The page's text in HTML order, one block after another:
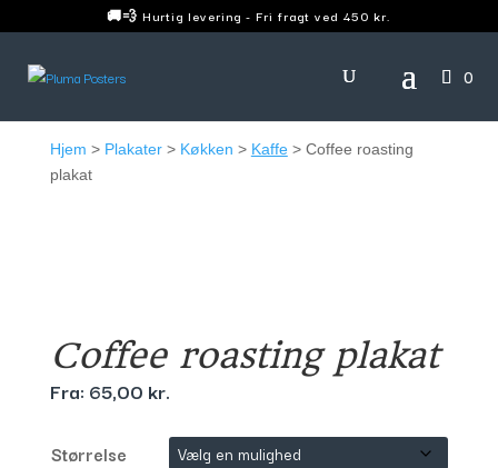
🚚💨 Hurtig levering - Fri fragt ved 450 kr.
0
Hjem > Plakater> Køkken > Kaffe> Coffee roasting
plakat
Coffee roasting plakat
Fra: 65,00 kr.
Størrelse